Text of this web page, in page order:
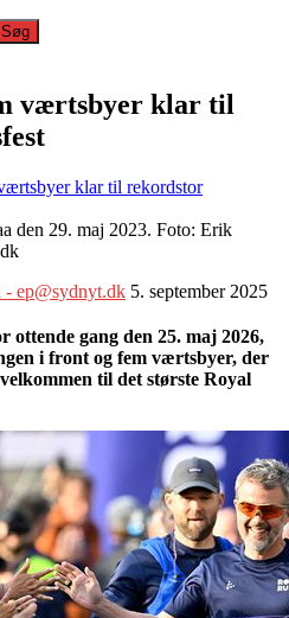
værtsbyer klar til
klar til rekordstor
den 29. maj 2023. Foto: Erik
- ep@sydnyt.dk 5. september 2025
gang den 25. maj 2026,
i front og fem værtsbyer, der
til det største Royal